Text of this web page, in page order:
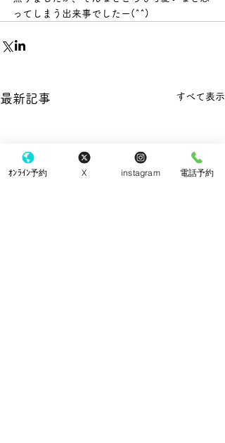
ってしまう出来事でしたー(^^)
最新記事 すべて表示
ｵﾝﾗｲﾝ予約 X instagram 電話予約